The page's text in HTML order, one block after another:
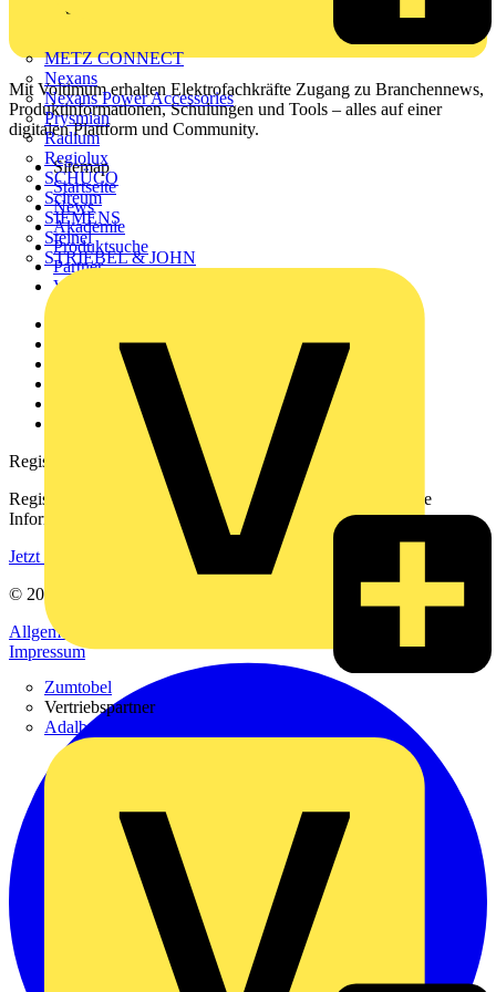
METZ CONNECT
Nexans
Nexans Power Accessories
Prysmian
Radium
Regiolux
SCHÜCO
Scireum
SIEMENS
Steinel
STRIEBEL & JOHN
Zumtobel
Vertriebspartner
Adalbert Zajadacz GmbH & Co. KG
Mit Voltimum erhalten Elektrofachkräfte Zugang zu Branchennews,
Produktinformationen, Schulungen und Tools – alles auf einer
digitalen Plattform und Community.
Sitemap
Startseite
News
Akademie
Produktsuche
Partner
Voltimum+
Downloadbereich (PDFs)
Häufig gestellte Fragen
voltimum.com
Registrierung
Registrieren Sie sich kostenlos und erhalten Sie stets aktuelle
Informationen aus der Elektroindustrie.
Jetzt registrieren
© 2002-
Allgemeine Geschäftsbedingungen
Impressum